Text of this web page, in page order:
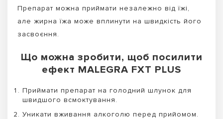
Препарат можна приймати незалежно від їжі,
але жирна їжа може вплинути на швидкість його
засвоєння.
Що можна зробити, щоб посилити
ефект MALEGRA FXT PLUS
Приймати препарат на голодний шлунок для
швидшого всмоктування.
Уникати вживання алкоголю перед прийомом.